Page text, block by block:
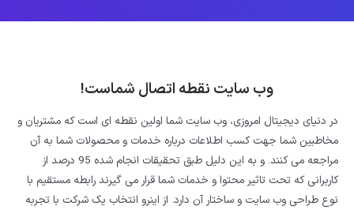
وب سایت نقطه اتصال شماست!
در دنیای دیجیتال امروزی، وب سایت شما اولین نقطه ای است که مشتریان و
مخاطبین شما جهت کسب اطلاعات درباره خدمات و محصولات شما به آن
مراجعه می کنند. و به این دلیل طبق تحقیقات انجام شده 95 درصد از
کاربرانی که تحت تاثیر محتوا و خدمات شما قرار می گیرند رابطه مستقیم با
نوع طراحی وب سایت و ساختار آن دارد. از اینرو انتخاب یک شرکت با تجربه